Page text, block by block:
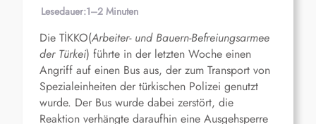
Lesedauer:1–2 Minuten
Die TİKKO(Arbeiter- und Bauern-Befreiungsarmee
der Türkei) führte in der letzten Woche einen
Angriff auf einen Bus aus, der zum Transport von
Spezialeinheiten der türkischen Polizei genutzt
wurde. Der Bus wurde dabei zerstört, die
Reaktion verhängte daraufhin eine Ausgehsperre